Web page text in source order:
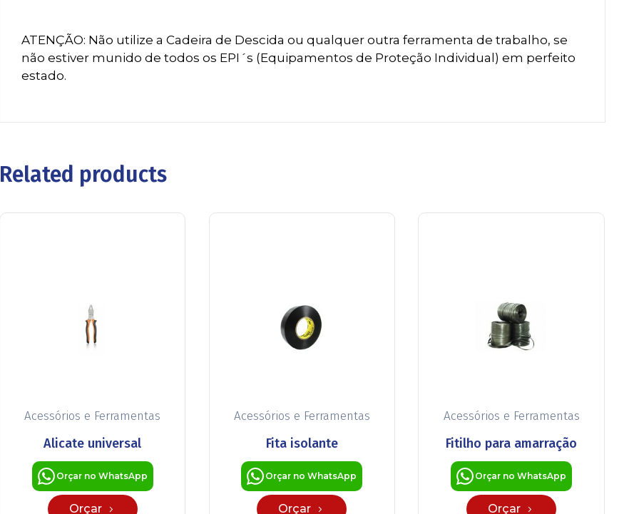
ATENÇÃO: Não utilize a Cadeira de Descida ou qualquer outra ferramenta de trabalho, se
não estiver munido de todos os EPI´s (Equipamentos de Proteção Individual) em perfeito
estado.
Related products
Acessórios e Ferramentas
Alicate universal
Orçar no WhatsApp
Orçar
Acessórios e Ferramentas
Fita isolante
Orçar no WhatsApp
Orçar
Acessórios e Ferramentas
Fitilho para amarração
Orçar no WhatsApp
Orçar